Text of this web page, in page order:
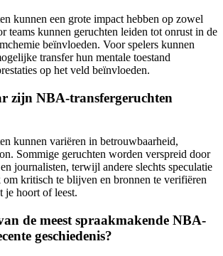
kunnen een grote impact hebben op zowel
teams kunnen geruchten leiden tot onrust in de
beïnvloeden. Voor spelers kunnen
transfer hun mentale toestand
op het veld beïnvloeden.
zijn NBA-transfergeruchten
kunnen variëren in betrouwbaarheid,
Sommige geruchten worden verspreid door
journalisten, terwijl andere slechts speculatie
kritisch te blijven en bronnen te verifiëren
je hoort of leest.
de meest spraakmakende NBA-
geschiedenis?